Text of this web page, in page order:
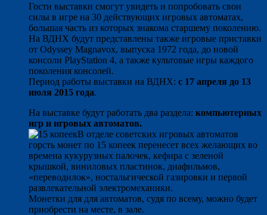
Гости выставки смогут увидеть и попробовать свои
силы в игре на 30 действующих игровых автоматах,
большая часть из которых знакома старшему поколению.
На ВДНХ будут представлены также игровые приставки
от Odyssey Magnavox, выпуска 1972 года, до новой
консоли PlayStation 4, а также культовые игры каждого
поколения консолей.
Период работы выставки на ВДНХ: с 17 апреля до 13
июля 2015 года.
На выставке будут работать два раздела: компьютерных
игр и игровых автоматов.
В отделе советских игровых автоматов
горсть монет по 15 копеек перенесет всех желающих во
времена кукурузных палочек, кефира с зеленой
крышкой, виниловых пластинок, диафильмов,
«переводилок», ностальгической газировки и первой
развлекательной электромеханики.
Монетки для для автоматов, судя по всему, можно будет
приобрести на месте, в зале.